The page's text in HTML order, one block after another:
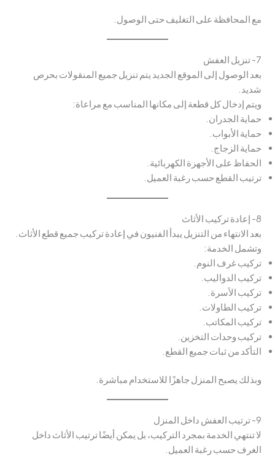
مع المحافظة على التغليف حتى الوصول.
7- تنزيل العفش
بعد الوصول إلى الموقع الجديد يتم تنزيل جميع المنقولات بحرص
شديد.
ويتم إدخال كل قطعة إلى مكانها المناسب مع مراعاة:
حماية الجدران.
حماية الأبواب.
حماية الزجاج.
الحفاظ على الأجهزة الكهربائية.
ترتيب القطع حسب رغبة العميل.
8- إعادة تركيب الأثاث
بعد الانتهاء من التنزيل يبدأ الفنيون في إعادة تركيب جميع قطع الأثاث.
وتشمل الخدمة:
تركيب غرف النوم.
تركيب الدواليب.
تركيب الأسرة.
تركيب الطاولات.
تركيب المكاتب.
تركيب وحدات التخزين.
التأكد من ثبات جميع القطع.
وبذلك يصبح المنزل جاهزًا للاستخدام مباشرة.
9- ترتيب العفش داخل المنزل
لا تنتهي الخدمة بمجرد التركيب، بل يمكن أيضًا ترتيب الأثاث داخل
الغرف حسب رغبة العميل.